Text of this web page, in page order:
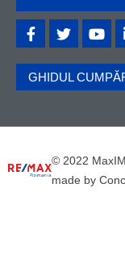
GHIDUL
© 2022
made by